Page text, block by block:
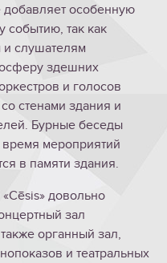
особенную
событию, так как
и слушателям
здешних
и голосов
стенами здания и
Бурные беседы
мероприятий
в памяти здания.
довольно
зал
органный зал,
и театральных